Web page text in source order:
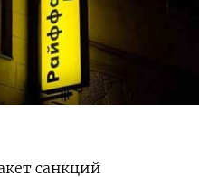
санкций